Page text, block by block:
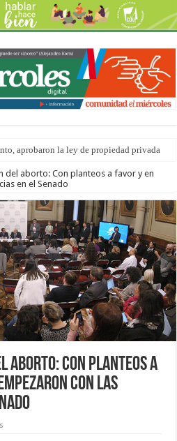
aprobaron la ley de propiedad privada
de los 90 niños, niñas y adolescentes que
del aborto: Con planteos a favor y en
en el Senado
aborto: Con planteos a
con las